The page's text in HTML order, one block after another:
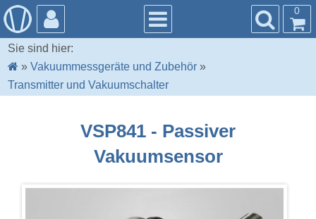
0
Sie sind hier:
»Vakuummessgeräte und Zubehör »
Transmitter und Vakuumschalter
VSP841 - Passiver
Vakuumsensor